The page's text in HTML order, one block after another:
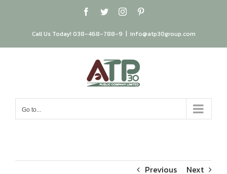
Facebook
TwitterInstagram
Call Us Today! 038-468-788-9 | info@atp30group.com
Go to...
Previous Next